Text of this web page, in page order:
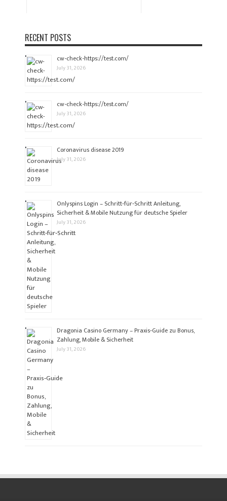
RECENT POSTS
cw-check-https://test.com/
July 31, 2026
cw-check-https://test.com/
July 31, 2026
Coronavirus disease 2019
July 31, 2026
Onlyspins Login – Schritt‑für‑Schritt Anleitung,
Sicherheit & Mobile Nutzung für deutsche Spieler
July 31, 2026
Dragonia Casino Germany – Praxis‑Guide zu Bonus,
Zahlung, Mobile & Sicherheit
July 31, 2026